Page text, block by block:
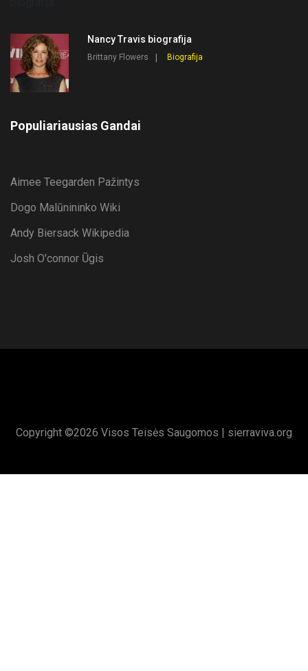
Nancy Travis biografija
Brittany Flowers Biografija
Populiariausias Gandai
Aimee Teegarden Pažintys
Dogo Malūnininko Wiki
Andy Biersack Wikipedia
Josh O'connor Ūgis
Copyright ©2026 Visos Teisės Saugomos | sierraviva.org